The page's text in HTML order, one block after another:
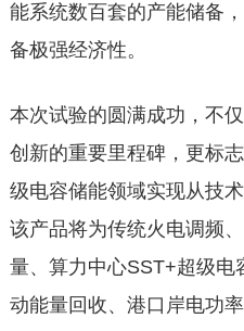
能系统数百套的产能储备
备极强经济性。
本次试验的圆满成功，不
创新的重要里程碑，更标
级电容储能领域实现从技
该产品将为传统火电调频
量、算力中心SST+超级电
动能量回收、港口岸电功